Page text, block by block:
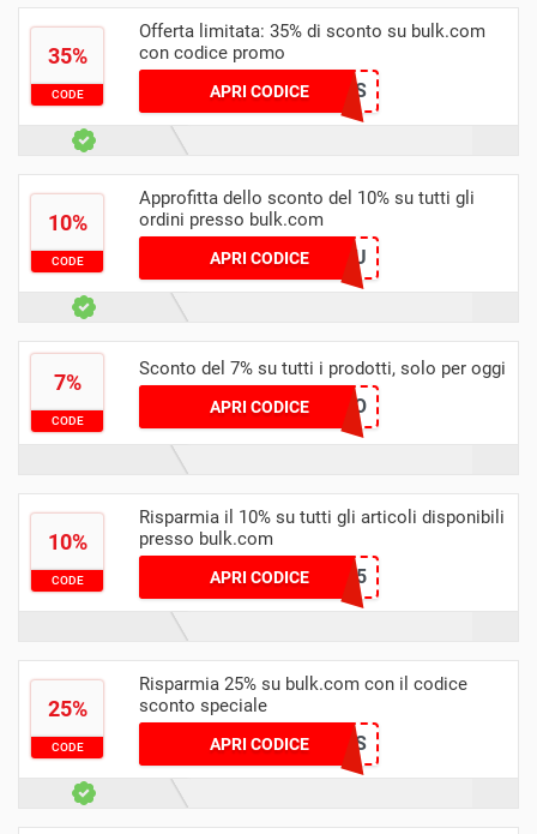
35%
CODE
Offerta limitata: 35% di sconto su bulk.com
con codice promo
APRI CODICESCORES
10%
CODE
Approfitta dello sconto del 10% su tutti gli
ordini presso bulk.com
APRI CODICEEDBN0C7U
7%
CODE
Sconto del 7% su tutti i prodotti, solo per oggi
APRI CODICE NICO
10%
CODE
Risparmia il 10% su tutti gli articoli disponibili
presso bulk.com
APRI CODICEPIPOUNE45
25%
CODE
Risparmia 25% su bulk.com con il codice
sconto speciale
APRI CODICETWINS